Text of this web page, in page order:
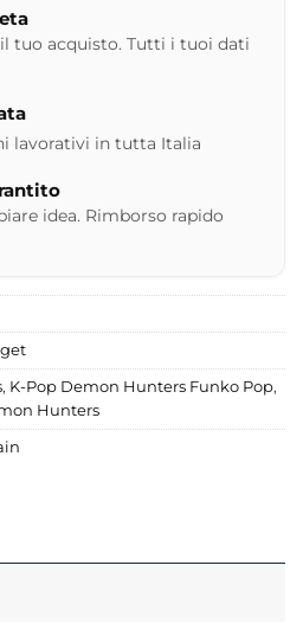
tuo acquisto. Tutti i tuoi dati
lavorativi in tutta Italia
idea. Rimborso rapido
, K-Pop Demon Hunters Funko Pop,
Hunters